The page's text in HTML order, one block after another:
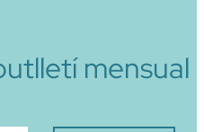
mensual